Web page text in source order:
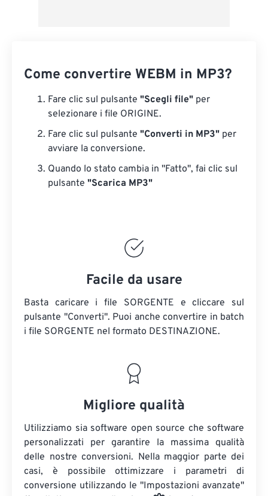
Come convertire WEBM in MP3?
Fare clic sul pulsante "Scegli file" per
selezionare i file ORIGINE.
Fare clic sul pulsante "Converti in MP3" per
avviare la conversione.
Quando lo stato cambia in "Fatto", fai clic sul
pulsante "Scarica MP3"
Facile da usare
Basta caricare i file SORGENTE e cliccare sul
pulsante "Converti". Puoi anche convertire in batch
i file SORGENTE nel formato DESTINAZIONE.
Migliore qualità
Utilizziamo sia software open source che software
personalizzati per garantire la massima qualità
delle nostre conversioni. Nella maggior parte dei
casi, è possibile ottimizzare i parametri di
conversione utilizzando le "Impostazioni avanzate"